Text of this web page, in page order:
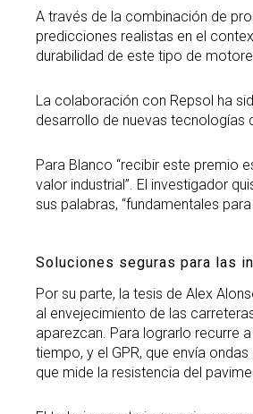
A través de la combinación de
predicciones realistas en el
durabilidad de este tipo de
La colaboración con Repsol ha
desarrollo de nuevas
Para Blanco “recibir este premio
valor industrial”. El investigador
sus palabras, “fundamentales
Soluciones seguras para las
Por su parte, la tesis de Alex
al envejecimiento de las
aparezcan. Para lograrlo recurre
tiempo, y el GPR, que envía
que mide la resistencia del